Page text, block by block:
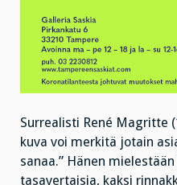
Surrealisti René Magritte
kuva voi merkitä jotain
sanaa.” Hänen
tasavertaisia, kaksi